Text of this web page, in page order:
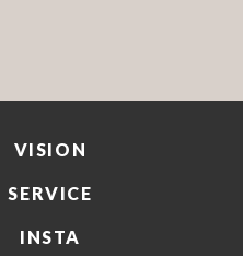
VISION
SERVICE
INSTA